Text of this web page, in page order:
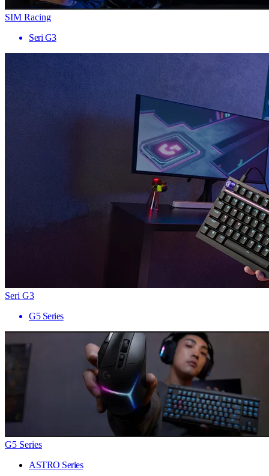
SIM Racing
Seri G3
Seri G3
G5 Series
G5 Series
ASTRO Series